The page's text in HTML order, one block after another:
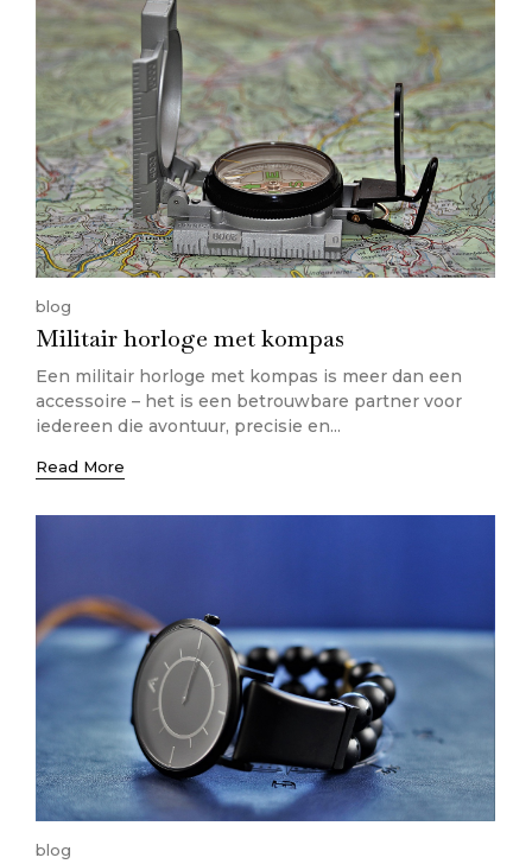
blog
Militair horloge met kompas
Een militair horloge met kompas is meer dan een
accessoire – het is een betrouwbare partner voor
iedereen die avontuur, precisie en...
Read More
blog